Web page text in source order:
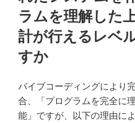
ラムを理解した
計が行えるレベ
すか
バイブコーディングにより
合、「プログラムを完全に
能」ですが、以下の理由に